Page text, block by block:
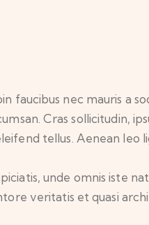
faucibus nec mauris a
Cras sollicitudin,
tellus. Aenean leo
unde omnis iste
veritatis et quasi